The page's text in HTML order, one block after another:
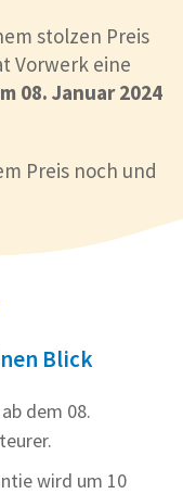
stolzen Preis
Vorwerk eine
08. Januar 2024
Preis noch und
Blick
dem 08.
wird um 10